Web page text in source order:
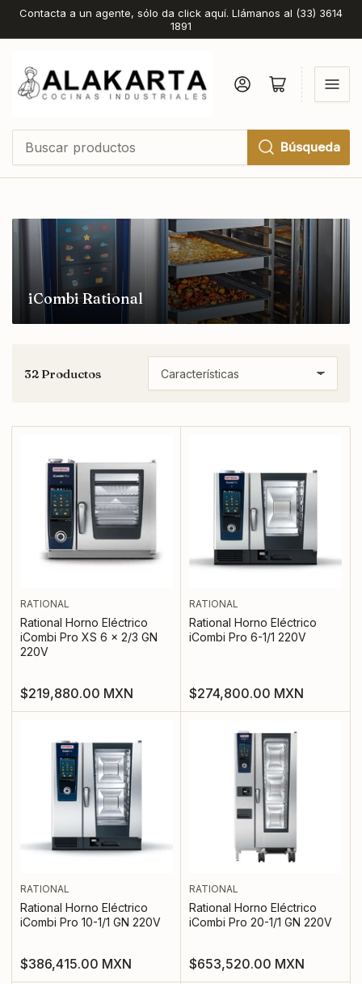
Contacta a un agente, sólo da click aquí. Llámanos al (33) 3614
1891
Búsqueda
Iniciar sesiónAbrir cesta pequeña
iCombi Rational
r
e
a
32 Productos
RATIONAL
Rational Horno Eléctrico
iCombi Pro XS 6 x 2/3 GN
220V
Precio
regular
$219,880.00 MXN
RATIONAL
Rational Horno Eléctrico
iCombi Pro 6-1/1 220V
Precio
regular
$274,800.00 MXN
RATIONAL
Rational Horno Eléctrico
iCombi Pro 10-1/1 GN 220V
Precio
regular
$386,415.00 MXN
RATIONAL
Rational Horno Eléctrico
iCombi Pro 20-1/1 GN 220V
Precio
regular
$653,520.00 MXN